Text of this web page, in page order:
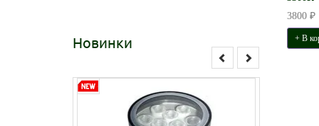
Новинки
3800 ₽
+ В